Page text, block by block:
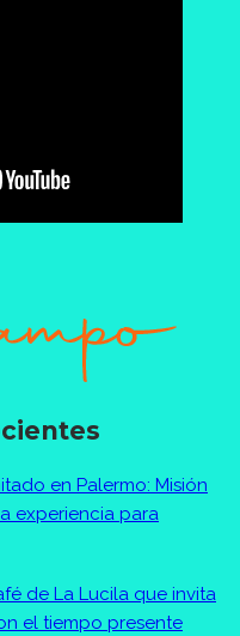
en Palermo: Misión
experiencia para
de La Lucila que invita
el tiempo presente